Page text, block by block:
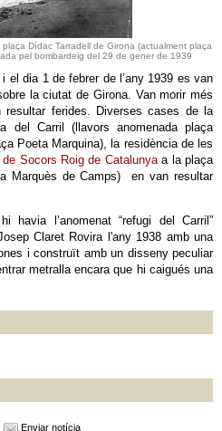
Dídac Tarradell de Girona (actualment plaça
pel bombardeig del 29 de gener de 1939
el dia 1 de febrer de l’any 1939 es van
la ciutat de Girona. Van morir més
ferides. Diverses cases de la
del Carril (llavors anomenada plaça
Poeta Marquina), la residència de les
de Socors Roig de Catalunyaa la plaça
Marquès de Camps) en van resultar
l’anomenat “refugi del Carril”
Claret Rovira l'any 1938 amb una
i construït amb un disseny peculiar
metralla encara que hi caigués una
Enviar notícia